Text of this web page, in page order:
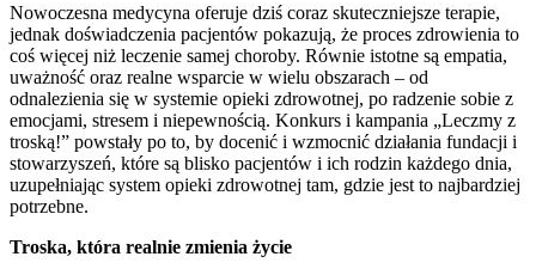
Nowoczesna medycyna oferuje dziś coraz skuteczniejsze terapie,
jednak doświadczenia pacjentów pokazują, że proces zdrowienia to
coś więcej niż leczenie samej choroby. Równie istotne są empatia,
uważność oraz realne wsparcie w wielu obszarach – od
odnalezienia się w systemie opieki zdrowotnej, po radzenie sobie z
emocjami, stresem i niepewnością. Konkurs i kampania „Leczmy z
troską!” powstały po to, by docenić i wzmocnić działania fundacji i
stowarzyszeń, które są blisko pacjentów i ich rodzin każdego dnia,
uzupełniając system opieki zdrowotnej tam, gdzie jest to najbardziej
potrzebne.
Troska, która realnie zmienia życie